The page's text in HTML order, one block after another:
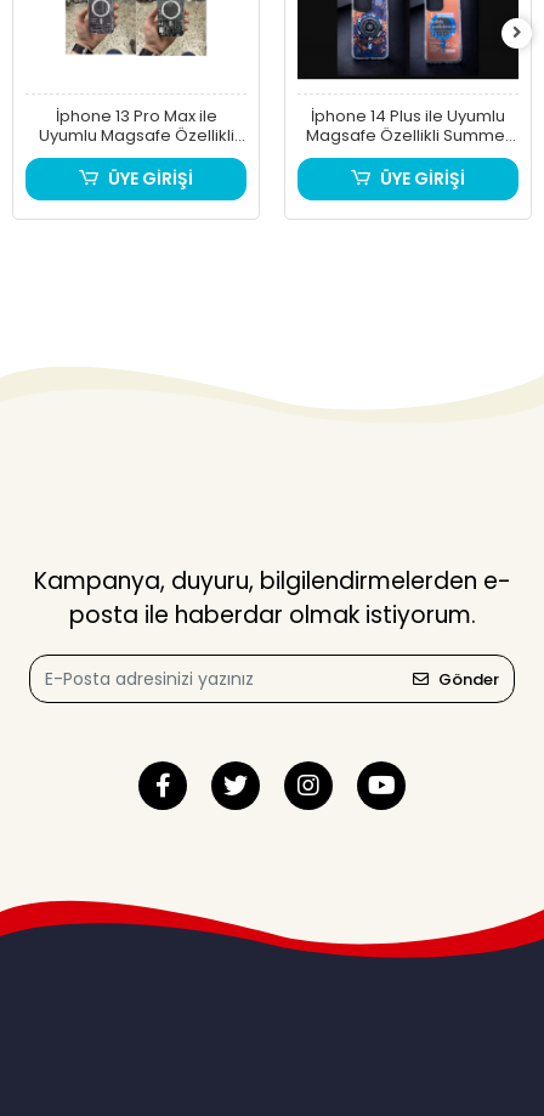
İphone 13 Pro Max ile
Uyumlu Magsafe Özellikli
Keep Real Telefon Kılıfı
ÜYE GİRİŞİ
İphone 14 Plus ile Uyumlu
Magsafe Özellikli Summer
Telefon Kılıfı
ÜYE GİRİŞİ
Kampanya, duyuru, bilgilendirmelerden e-
posta ile haberdar olmak istiyorum.
Gönder